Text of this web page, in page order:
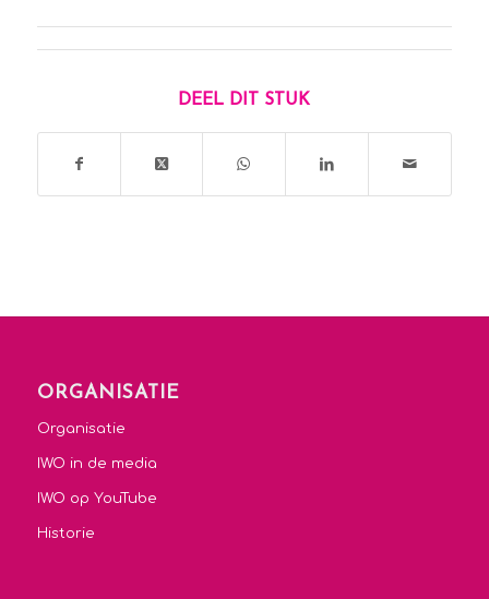
DEEL DIT STUK
ORGANISATIE
Organisatie
IWO in de media
IWO op YouTube
Historie